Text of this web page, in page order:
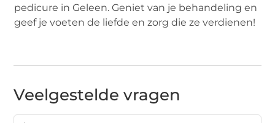
pedicure in Geleen. Geniet van je behandeling en
geef je voeten de liefde en zorg die ze verdienen!
Veelgestelde vragen